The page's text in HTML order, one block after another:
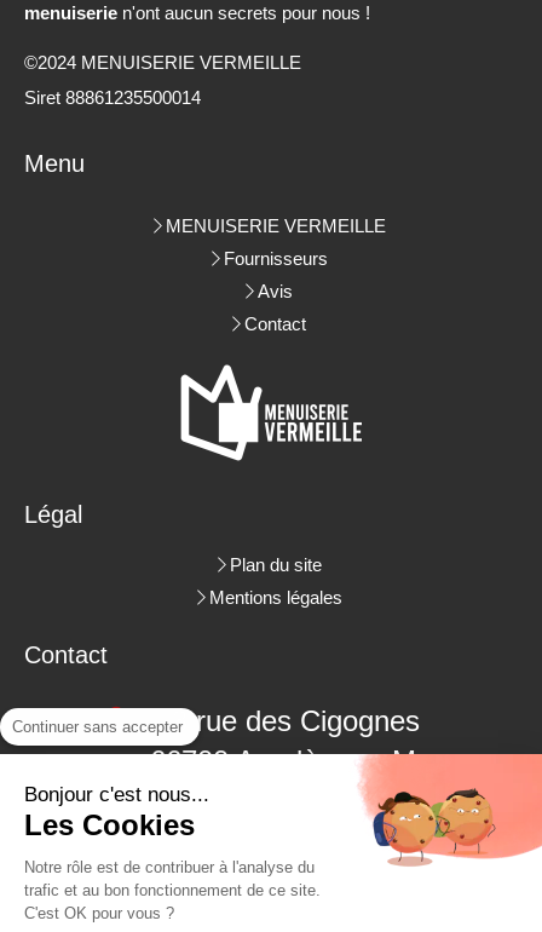
menuiserie n'ont aucun secrets pour nous !
©2024 MENUISERIE VERMEILLE
Siret 88861235500014
Menu
MENUISERIE VERMEILLE
Fournisseurs
Avis
Contact
Légal
Plan du site
Mentions légales
Contact
3 rue des Cigognes
66700 Argelès-sur-Mer
06.09.18.38.48
04.68.22.62.26
Continuer sans accepter
Bonjour c'est nous...
Les Cookies
Notre rôle est de contribuer à l'analyse du
trafic et au bon fonctionnement de ce site.
C'est OK pour vous ?